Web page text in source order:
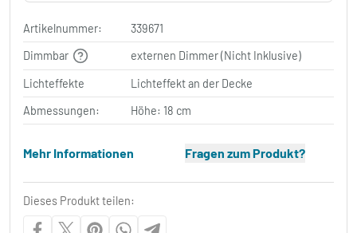
Artikelnummer:
339671
Dimmbar
externen Dimmer (Nicht Inklusive)
Lichteffekte
Lichteffekt an der Decke
Abmessungen:
Höhe: 18 cm
Mehr Informationen Fragen zum Produkt?
Dieses Produkt teilen: